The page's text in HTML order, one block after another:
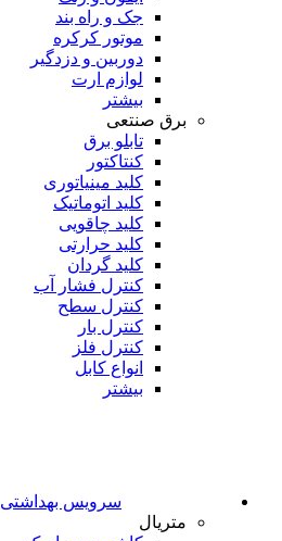
جک و راه بند
موتور کرکره
دوربین و دزدگیر
لوازم ارت
بیشتر
برق صنتعی
تابلو برق
کنتاکتور
کلید مینیاتوری
کلید اتوماتیک
کلید چاقویی
کلید حرارتی
کلید گردان
کنترل فشار آب
کنترل سطح
کنترل بار
کنترل فلز
انواع کابل
بیشتر
سرویس بهداشتی
متریال